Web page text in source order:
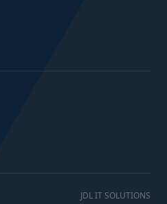
JDL IT SOLUTIONS